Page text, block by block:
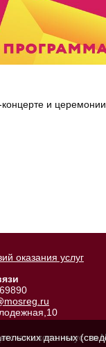
и
оказания услуг
школа искусств
данных